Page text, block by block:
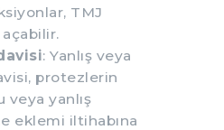
TMJ
: Yanlış veya
protezlerin
veya yanlış
eklemi iltihabına